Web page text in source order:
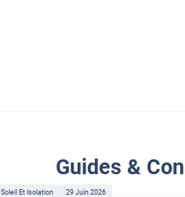
Guides &
Soleil Et Isolation 29 Juin 2026